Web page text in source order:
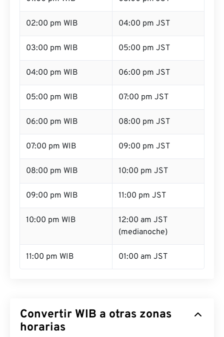
02:00 pm WIB 04:00 pm JST
03:00 pm WIB 05:00 pm JST
04:00 pm WIB 06:00 pm JST
05:00 pm WIB 07:00 pm JST
06:00 pm WIB 08:00 pm JST
07:00 pm WIB 09:00 pm JST
08:00 pm WIB 10:00 pm JST
09:00 pm WIB 11:00 pm JST
10:00 pm WIB
12:00 am JST
(medianoche)
11:00 pm WIB 01:00 am JST
Convertir WIB a otras zonas
horarias